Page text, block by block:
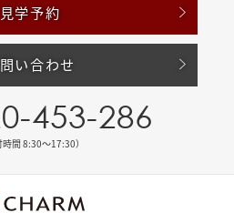
見学予約
い合わせ
453-286
時間 8:30〜17:30）